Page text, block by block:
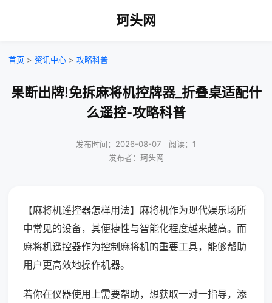
珂头网
首页 > 资讯中心 > 攻略科普
果断出牌!免拆麻将机控牌器_折叠桌适配什
么遥控-攻略科普
发布时间：2026-08-07｜阅读：1
发布者：珂头网
【麻将机遥控器怎样用法】麻将机作为现代娱乐场所
中常见的设备，其便捷性与智能化程度越来越高。而
麻将机遥控器作为控制麻将机的重要工具，能够帮助
用户更高效地操作机器。
若你在仪器使用上需要帮助，想获取一对一指导，添